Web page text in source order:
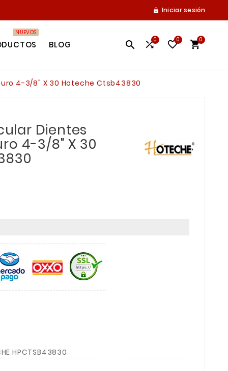
 Iniciar sesión
NUEVOS
BLOG  0 0 0
4-3/8" X 30 Hoteche Ctsb43830
Dientes
4-3/8" X 30
HPCTSB43830